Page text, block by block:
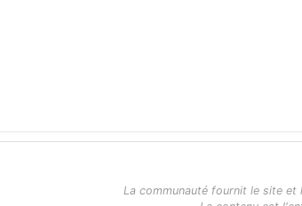
La communauté fournit le site et